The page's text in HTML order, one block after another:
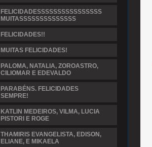
FELICIDADESSSSSSSSSSSSSSSS
MUITASSSSSSSSSSSSSS
FELICIDADES!!
MUITAS FELICIDADES!
PALOMA, NATALIA, ZOROASTRO,
CILIOMAR E EDEVALDO
PARABÉNS. FELICIDADES
SEMPRE!
KATLIN MEDEIROS, VILMA, LUCIA
PISTORI E ROGE
THAMIRIS EVANGELISTA, EDISON,
ELIANE, E MIKAELA